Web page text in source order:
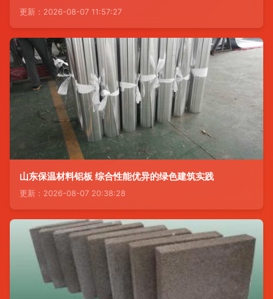
更新：2026-08-07 11:57:27
山东保温材料铝板 综合性能优异的绿色建筑实践
更新：2026-08-07 20:38:28